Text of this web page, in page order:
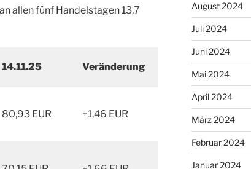
allen fünf Handelstagen 13,7
14.11.25 Veränderung
80,93 EUR +1,46 EUR
August 2024
Juli 2024
Juni 2024
Mai 2024
April 2024
März 2024
Februar 2024
Januar 2024